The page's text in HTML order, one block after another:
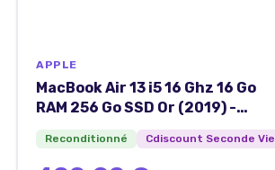
APPLE
MacBook Air 13 i5 16 Ghz 16 Go
RAM 256 Go SSD Or (2019) -
Reconditionné - Etat correct
Reconditionné Cdiscount Seconde Vie